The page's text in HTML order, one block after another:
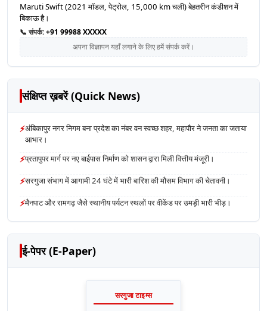
Maruti Swift (2021 मॉडल, पेट्रोल, 15,000 km चली) बेहतरीन कंडीशन में
बिकाऊ है।
📞 संपर्क:+91 99988 XXXXX
अपना विज्ञापन यहाँ लगाने के लिए हमें संपर्क करें।
संक्षिप्त ख़बरें (Quick News)
⚡अंबिकापुर नगर निगम बना प्रदेश का नंबर वन स्वच्छ शहर, महापौर ने जनता का जताया
आभार।
⚡प्रतापुपर मार्ग पर नए बाईपास निर्माण को शासन द्वारा मिली वित्तीय मंजूरी।
⚡सरगुजा संभाग में आगामी 24 घंटे में भारी बारिश की मौसम विभाग की चेतावनी।
⚡मैनपाट और रामगढ़ जैसे स्थानीय पर्यटन स्थलों पर वीकेंड पर उमड़ी भारी भीड़।
ई-पेपर (E-Paper)
सरगुजा टाइम्स